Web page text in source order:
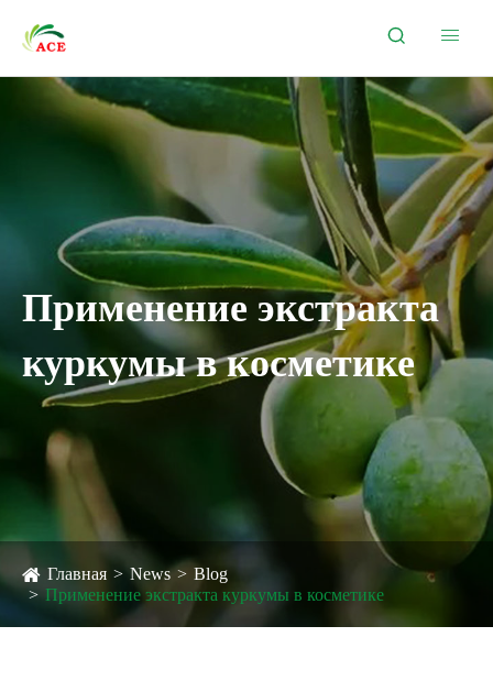
 
Применение экстракта
куркумы в косметике
Главная News
Blog
Применение экстракта куркумы в косметике